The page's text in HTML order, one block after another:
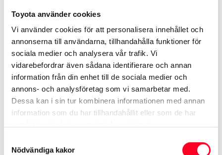
Toyota använder cookies
Vi använder cookies för att personalisera innehållet och
annonserna till användarna, tillhandahålla funktioner för
sociala medier och analysera vår trafik. Vi
vidarebefordrar även sådana identifierare och annan
information från din enhet till de sociala medier och
annons- och analysföretag som vi samarbetar med.
Dessa kan i sin tur kombinera informationen med annan
information som du har tillhandahållit eller som de har
Nödvändiga kakor
Batterigaranti
Toyota har över 25 års erfarenhet av
batteriteknik och erbjuder därför långa
garantier.